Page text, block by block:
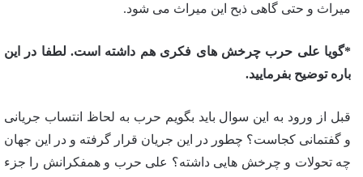
میراث و حتی گاهی ذبح این میراث می شود.
*گویا علی حرب چرخش های فکری هم داشته است. لطفا در این
باره توضیح بفرمایید.
قبل از ورود به این سوال باید بگویم حرب به لحاظ انتساب جریانی
و گفتمانی کجاست؟ چطور در این جریان قرار گرفته و در این جهان
چه تحولات و چرخش هایی داشته؟ علی حرب و همفکرانش را جزء